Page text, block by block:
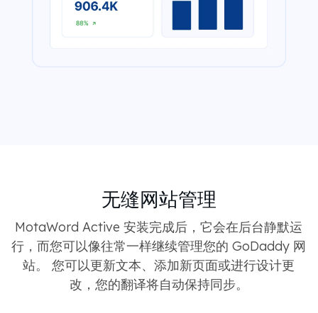
无缝网站管理
MotaWord Active 安装完成后，它会在后台静默运
行，而您可以像往常一样继续管理您的 GoDaddy 网
站。 您可以更新文本、添加新页面或进行设计更
改，您的翻译将自动保持同步。